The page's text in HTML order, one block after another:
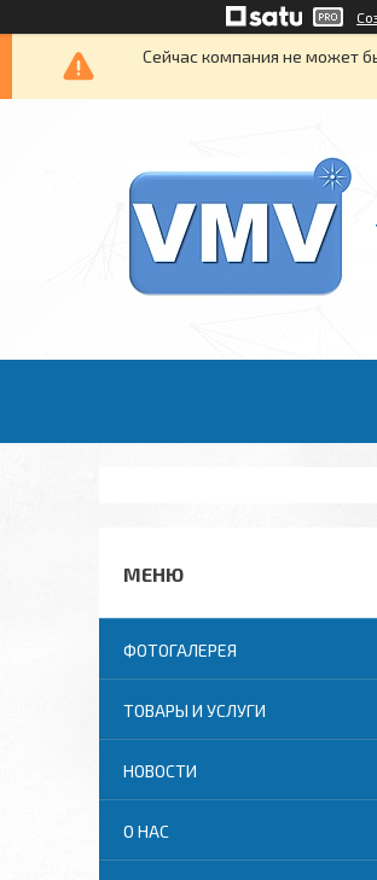
Сейчас компания не может
ФОТОГАЛЕРЕЯ
ТОВАРЫ И УСЛУГИ
НОВОСТИ
О НАС